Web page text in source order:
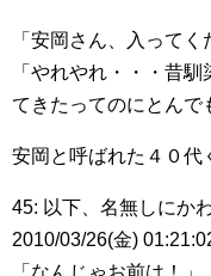
「安岡さん、入ってく
「やれやれ・・・昔
てきたってのにとんで
安岡と呼ばれた４０代
45: 以下、名無しにか
2010/03/26(金)
「なんじゃお前は！」